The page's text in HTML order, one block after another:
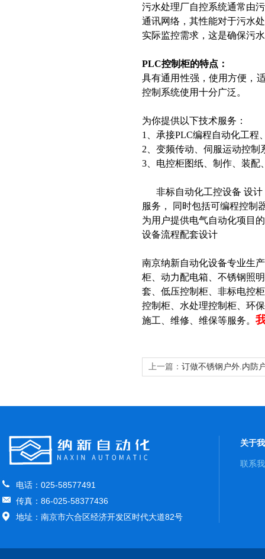
污水处理厂自控系统通常由
通讯网络，其性能对于污水
实际监控需求，这是确保污
PLC控制柜的特点：
具有通用性强，使用方便，
控制系统使用十分广泛。
为你提供以下技术服务：
1、承接PLC编程自动化工程
2、变频传动、伺服运动控制
3、电控柜图纸、制作、装配
非标自动化工控设备 设计
服务， 同时包括可编程控制
为用户提供电气自动化项目
设备流程配套设计
南京纳新自动化设备专业生
柜、动力配电箱、不锈钢照
套、低压控制柜、非标电控
控制柜、水处理控制柜、环
施工、维修、维保等服务。
上一篇： 订做不锈钢户外.内防
电话：025-58577491
传真：86-025-58377436
地址：南京市六合区经济开发区时代大道82号
关于
联系